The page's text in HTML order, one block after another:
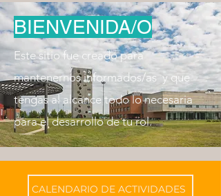
BIENVENIDA/O
Este sitio fue creado para
mantenernos informados/as y que
tengas al alcance todo lo necesaria
para el desarrollo de tu rol.
CALENDARIO DE ACTIVIDADES